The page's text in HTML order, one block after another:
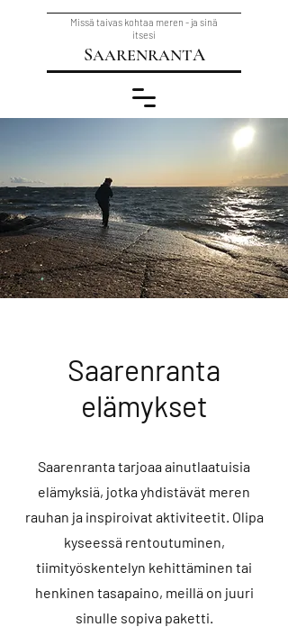
Missä taivas kohtaa meren - ja sinä
itsesi
SAARENRANTA
Saarenranta
elämykset
Saarenranta tarjoaa ainutlaatuisia
elämyksiä, jotka yhdistävät meren
rauhan ja inspiroivat aktiviteetit. Olipa
kyseessä rentoutuminen,
tiimityöskentelyn kehittäminen tai
henkinen tasapaino, meillä on juuri
sinulle sopiva paketti.